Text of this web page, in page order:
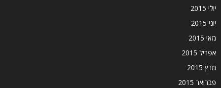
יולי 2015
יוני 2015
מאי 2015
אפריל 2015
מרץ 2015
פברואר 2015